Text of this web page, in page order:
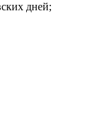
дней;